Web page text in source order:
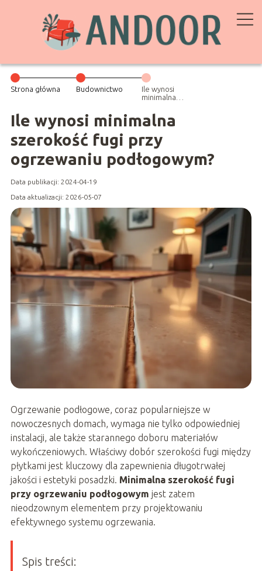
Strona główna Budownictwo
Ile wynosi
minimalna
przy
ogrzewaniu
Ile wynosi minimalna
szerokość fugi przy
ogrzewaniu podłogowym?
Data publikacji: 2024-04-19
Data aktualizacji: 2026-05-07
Ogrzewanie podłogowe, coraz popularniejsze w
nowoczesnych domach, wymaga nie tylko odpowiedniej
instalacji, ale także starannego doboru materiałów
wykończeniowych. Właściwy dobór szerokości fugi między
płytkami jest kluczowy dla zapewnienia długotrwałej
jakości i estetyki posadzki. Minimalna szerokość fugi
przy ogrzewaniu podłogowym jest zatem
nieodzownym elementem przy projektowaniu
efektywnego systemu ogrzewania.
Spis treści: